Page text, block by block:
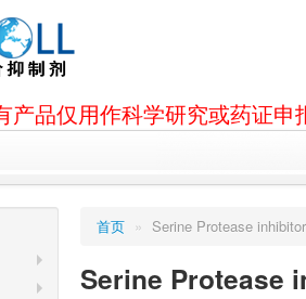
产品仅用作科学研究或药证
首页 » Serine Protease inhibitor
Serine Protease